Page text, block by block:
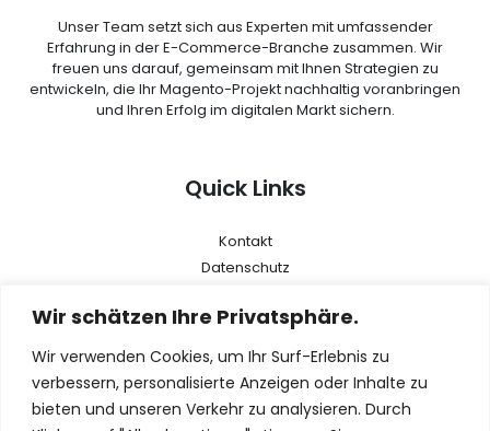
Wir schätzen Ihre Privatsphäre.
Wir verwenden Cookies, um Ihr Surf-Erlebnis zu
verbessern, personalisierte Anzeigen oder Inhalte zu
bieten und unseren Verkehr zu analysieren. Durch
Unser Team setzt sich aus Experten mit umfassender
Erfahrung in der E-Commerce-Branche zusammen. Wir
freuen uns darauf, gemeinsam mit Ihnen Strategien zu
entwickeln, die Ihr Magento-Projekt nachhaltig voranbringen
und Ihren Erfolg im digitalen Markt sichern.
Quick Links
Kontakt
Datenschutz
Impressum
Menu